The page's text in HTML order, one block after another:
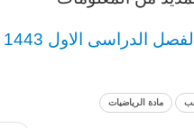
الاول 1443 هـ
مادة الرياضيات